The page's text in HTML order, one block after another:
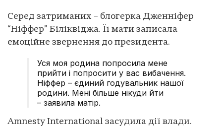
Серед затриманих – блогерка Дженніфер
“Ніффер” Біліквіджа. Її мати записала
емоційне звернення до президента.
Уся моя родина попросила мене
прийти і попросити у вас вибачення.
Ніффер – єдиний годувальник нашої
родини. Мені більше нікуди йти
– заявила матір.
Amnesty International засудила дії влади.